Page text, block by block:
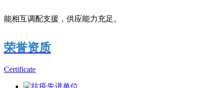
能相互调配支援，供应能力充足。
荣誉资质
Certificate